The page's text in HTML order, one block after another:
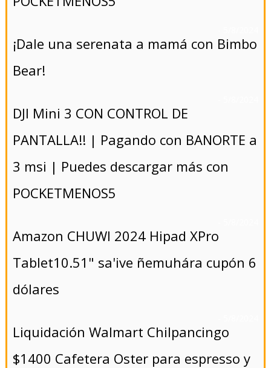
¡Dale una serenata a mamá con Bimbo
Bear!
DJI Mini 3 CON CONTROL DE
PANTALLA!! | Pagando con BANORTE a
3 msi | Puedes descargar más con
POCKETMENOS5
Amazon CHUWI 2024 Hipad XPro
Tablet10.51" sa'ive ñemuhára cupón 6
dólares
Liquidación Walmart Chilpancingo
$1400 Cafetera Oster para espresso y